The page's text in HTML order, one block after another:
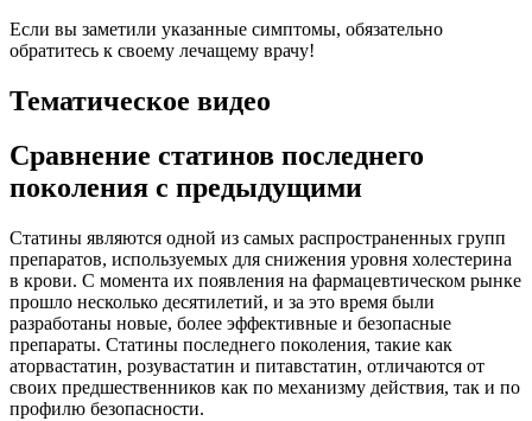
Если вы заметили указанные симптомы, обязательно
обратитесь к своему лечащему врачу!
Тематическое видео
Сравнение статинов последнего
поколения с предыдущими
Статины являются одной из самых распространенных групп
препаратов, используемых для снижения уровня холестерина
в крови. С момента их появления на фармацевтическом рынке
прошло несколько десятилетий, и за это время были
разработаны новые, более эффективные и безопасные
препараты. Статины последнего поколения, такие как
аторвастатин, розувастатин и питавстатин, отличаются от
своих предшественников как по механизму действия, так и по
профилю безопасности.